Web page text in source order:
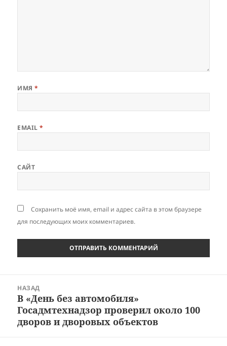
ИМЯ*
EMAIL*
САЙТ
Сохранить моё имя, email и адрес сайта в этом браузере
для последующих моих комментариев.
записям
НАЗАД
Предыдущая
запись:
В «День без автомобиля»
Госадмтехнадзор проверил около 100
дворов и дворовых объектов